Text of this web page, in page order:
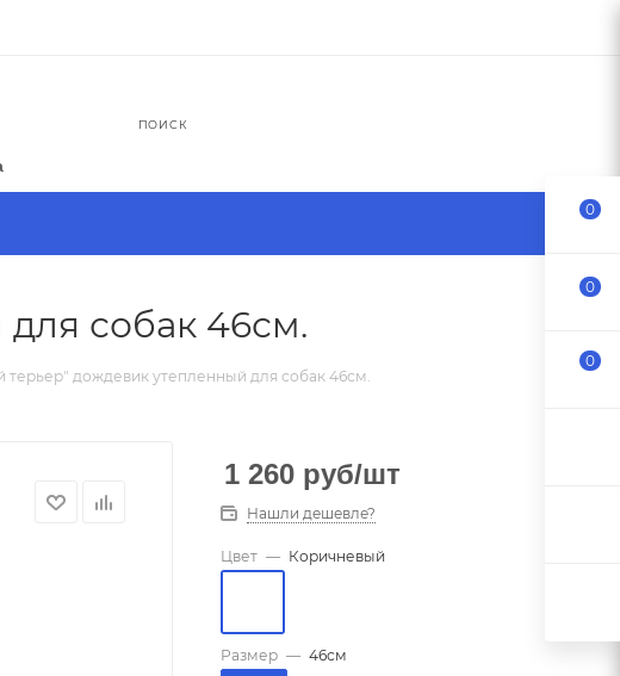
ПОИСК
собак 46см.
дождевик утепленный для собак 46см.
1 260 руб/шт
Нашли дешевле?
Цвет — Коричневый
Размер — 46см
0
0
0